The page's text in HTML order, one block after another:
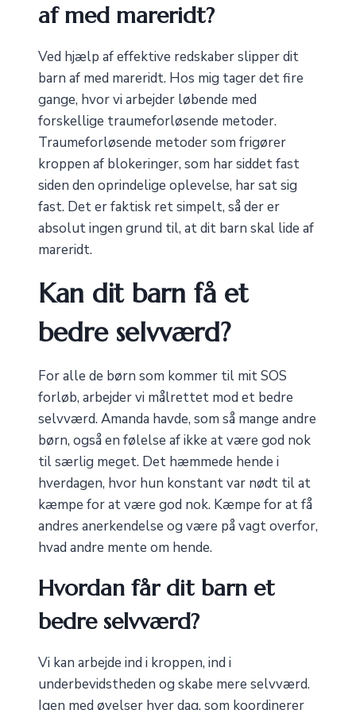
af med mareridt?
Ved hjælp af effektive redskaber slipper dit
barn af med mareridt. Hos mig tager det fire
gange, hvor vi arbejder løbende med
forskellige traumeforløsende metoder.
Traumeforløsende metoder som frigører
kroppen af blokeringer, som har siddet fast
siden den oprindelige oplevelse, har sat sig
fast. Det er faktisk ret simpelt, så der er
absolut ingen grund til, at dit barn skal lide af
mareridt.
Kan dit barn få et
bedre selvværd?
For alle de børn som kommer til mit SOS
forløb, arbejder vi målrettet mod et bedre
selvværd. Amanda havde, som så mange andre
børn, også en følelse af ikke at være god nok
til særlig meget. Det hæmmede hende i
hverdagen, hvor hun konstant var nødt til at
kæmpe for at være god nok. Kæmpe for at få
andres anerkendelse og være på vagt overfor,
hvad andre mente om hende.
Hvordan får dit barn et
bedre selvværd?
Vi kan arbejde ind i kroppen, ind i
underbevidstheden og skabe mere selvværd.
Igen med øvelser hver dag, som koordinerer